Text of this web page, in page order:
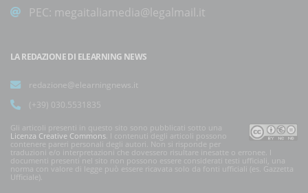
PEC: megaitaliamedia@legalmail.it
LA REDAZIONE DI ELEARNING NEWS
redazione@elearningnews.it
(+39) 030.5531835
Gli articoli presenti in questo sito sono pubblicati sotto una
Licenza Creative Commons. I contenuti degli articoli possono
contenere pareri personali degli autori. Non si risponde per
traduzioni e/o interpretazioni che dovessero risultare inesatte o erronee. I
documenti presenti nel sito non possono essere considerati testi ufficiali, una
norma con valore di legge può essere ricavata solo da fonti ufficiali (es. Gazzetta
Ufficiale).